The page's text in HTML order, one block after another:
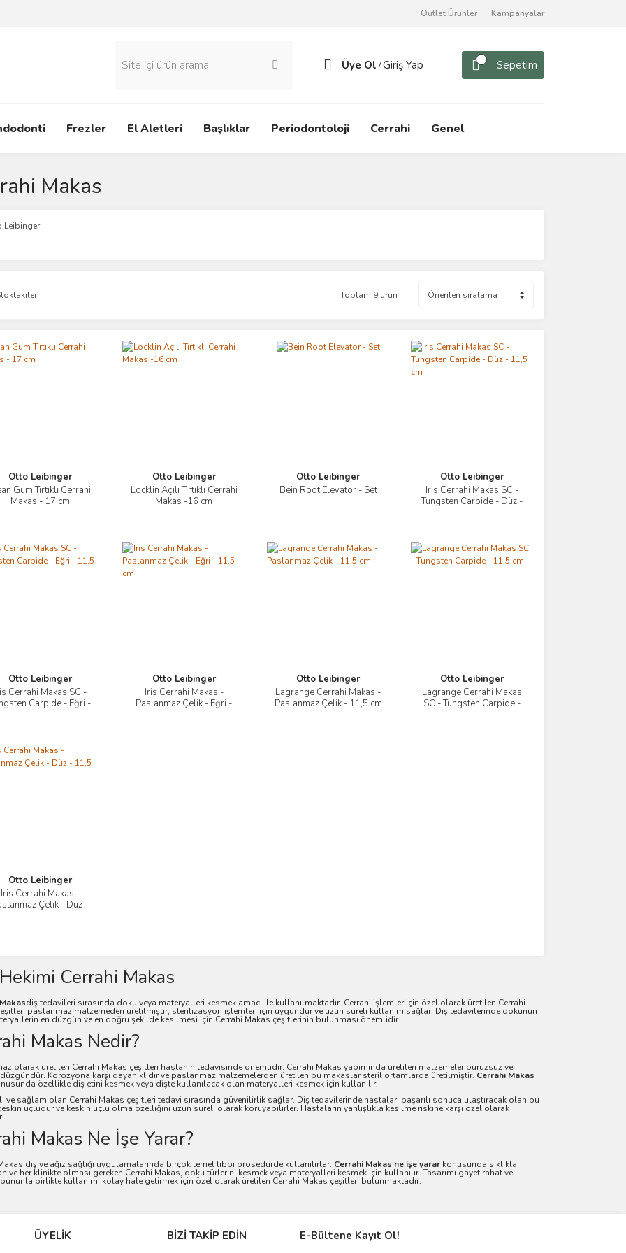
Outlet Ürünler Kampanyalar
Üye Ol /Giriş Yap Sepetim
Frezler El Aletleri Başlıklar Periodontoloji Cerrahi Genel
Makas
Leibinger
Toplam 9 ürün
Otto Leibinger
Gum Tırtıklı Cerrahi
Makas - 17 cm
İncele
Otto Leibinger
Locklin Açılı Tırtıklı Cerrahi
Makas -16 cm
İncele
Otto Leibinger
Bein Root Elevator - Set
Otto Leibinger
Iris Cerrahi Makas SC -
Tungsten Carpide - Düz -
İncele
Otto Leibinger
Cerrahi Makas SC -
Carpide - Eğri -
İncele
Otto Leibinger
Iris Cerrahi Makas -
Paslanmaz Çelik - Eğri -
İncele
Otto Leibinger
Lagrange Cerrahi Makas -
Paslanmaz Çelik - 11,5 cm
İncele
Otto Leibinger
Lagrange Cerrahi Makas
SC - Tungsten Carpide -
İncele
Otto Leibinger
Iris Cerrahi Makas -
Çelik - Düz -
İncele
Cerrahi Makas
diş tedavileri sırasında doku veya materyalleri kesmek amacı ile kullanılmaktadır. Cerrahi işlemler için özel olarak üretilen Cerrahi
paslanmaz malzemeden üretilmiştir, sterilizasyon işlemleri için uygundur ve uzun süreli kullanım sağlar. Diş tedavilerinde dokunun
en düzgün ve en doğru şekilde kesilmesi için Cerrahi Makas çeşitlerinin bulunması önemlidir.
Makas Nedir?
olarak üretilen Cerrahi Makas çeşitleri hastanın tedavisinde önemlidir. Cerrahi Makas yapımında üretilen malzemeler pürüzsüz ve
Korozyona karşı dayanıklıdır ve paslanmaz malzemelerden üretilen bu makaslar steril ortamlarda üretilmiştir. Cerrahi Makas
özellikle diş etini kesmek veya dişte kullanılacak olan materyalleri kesmek için kullanılır.
ve sağlam olan Cerrahi Makas çeşitleri tedavi sırasında güvenilirlik sağlar. Diş tedavilerinde hastaları başarılı sonuca ulaştıracak olan bu
uçludur ve keskin uçlu olma özelliğini uzun süreli olarak koruyabilirler. Hastaların yanlışlıkla kesilme riskine karşı özel olarak
Makas Ne İşe Yarar?
diş ve ağız sağlığı uygulamalarında birçok temel tıbbi prosedürde kullanılırlar. Cerrahi Makas ne işe yarar konusunda sıklıkla
ve her klinikte olması gereken Cerrahi Makas, doku türlerini kesmek veya materyalleri kesmek için kullanılır. Tasarımı gayet rahat ve
birlikte kullanımı kolay hale getirmek için özel olarak üretilen Cerrahi Makas çeşitleri bulunmaktadır.
ÜYELİK BİZİ TAKİP EDİN E-Bültene Kayıt Ol!